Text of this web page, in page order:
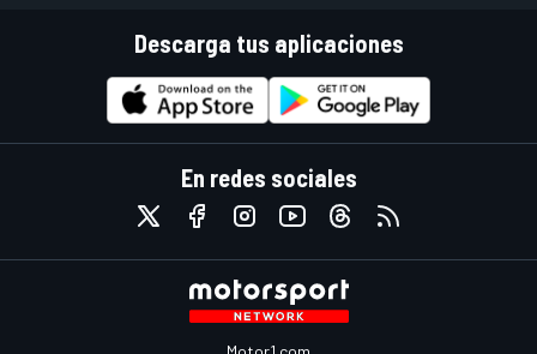
Descarga tus aplicaciones
En redes sociales